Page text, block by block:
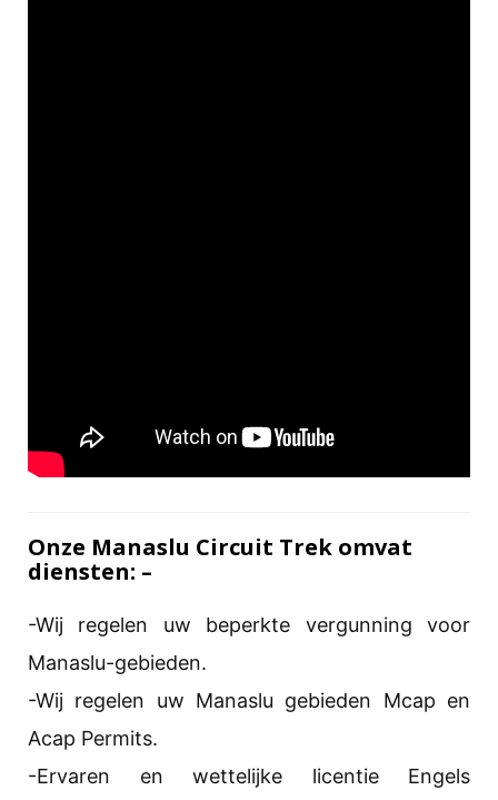
Onze Manaslu Circuit Trek omvat
diensten: –
-Wij regelen uw beperkte vergunning voor
Manaslu-gebieden.
-Wij regelen uw Manaslu gebieden Mcap en
Acap Permits.
-Ervaren en wettelijke licentie Engels